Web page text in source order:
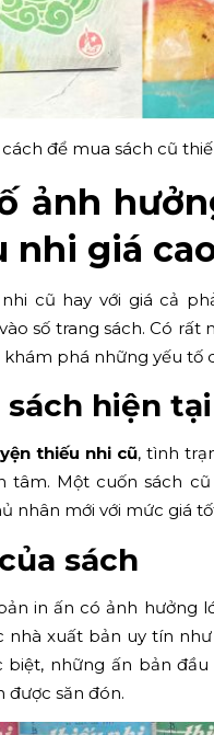
cách để mua sách cũ
ảnh
nhi giá
cũ hay với giá cả
số trang sách. Có
phá những yếu tố
hiện tại
thiếu nhi cũ, tình
tâm. Một cuốn sách
nhân mới với mức giá
sách
in ấn có ảnh hưởng
nhà xuất bản uy tín
biệt, những ấn bản
được săn đón.